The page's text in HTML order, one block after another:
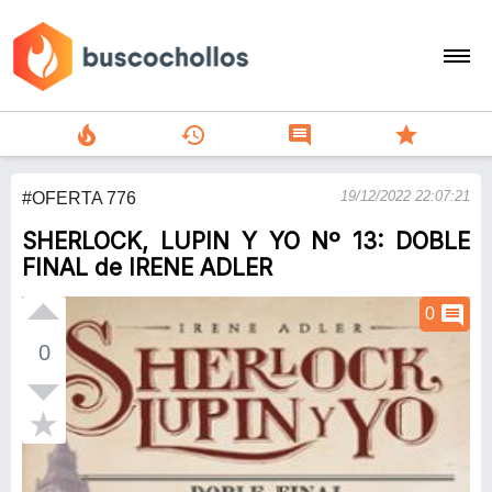
search
person
add
Menu
local_fire_department history comment star
#OFERTA 776 19/12/2022 22:07:21
SHERLOCK, LUPIN Y YO Nº 13: DOBLE
FINAL de IRENE ADLER
0
0 comment